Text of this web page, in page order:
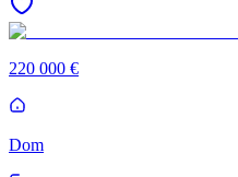
220 000 €
Dom